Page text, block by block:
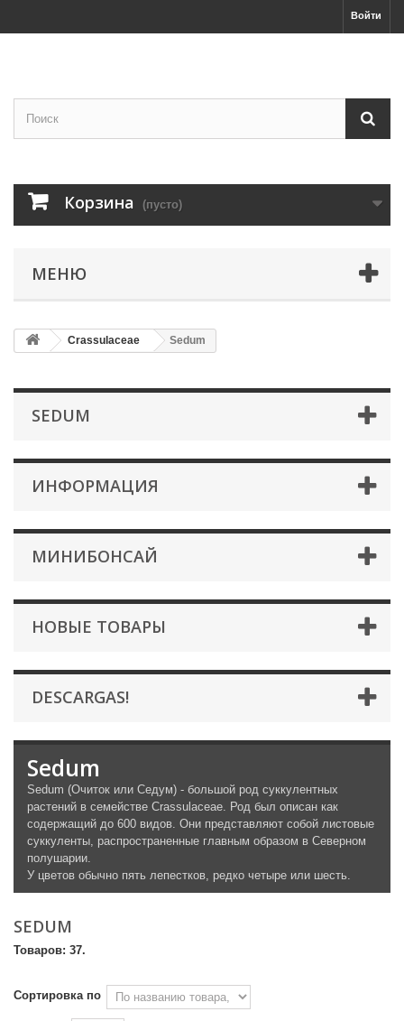
Войти
Корзина (пусто)
МЕНЮ
Crassulaceae Sedum
SEDUM
ИНФОРМАЦИЯ
МИНИБОНСАЙ
НОВЫЕ ТОВАРЫ
DESCARGAS!
Sedum
Sedum (Очиток или Седум) - большой род суккулентных
растений в семействе Crassulaceae. Род был описан как
содержащий до 600 видов. Они представляют собой листовые
суккуленты, распространенные главным образом в Северном
полушарии.
У цветов обычно пять лепестков, редко четыре или шесть.
SEDUM
Товаров: 37.
Сортировка по